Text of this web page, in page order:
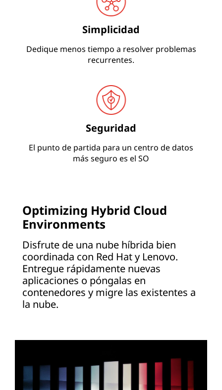
Simplicidad
Dedique menos tiempo a resolver problemas
recurrentes.
Seguridad
El punto de partida para un centro de datos
más seguro es el SO
Optimizing Hybrid Cloud
Environments
Disfrute de una nube híbrida bien
coordinada con Red Hat y Lenovo.
Entregue rápidamente nuevas
aplicaciones o póngalas en
contenedores y migre las existentes a
la nube.